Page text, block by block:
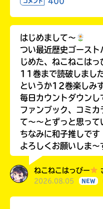
コメント
はじめまして〜
つい最近歴史ゴース
じめた、ねこねこはっ
11巻まで読破しまし
というか12巻楽しみ
毎日カウントダウン
ファンブック、コミカ
て〜〜とずっと思って
ちなみに和子推しで
よろしくお願いしま〜
ねこねこはっぴー
2026.08.05 NEW